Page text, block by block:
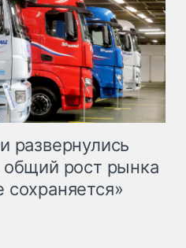
развернулись
общий рост рынка
сохраняется»